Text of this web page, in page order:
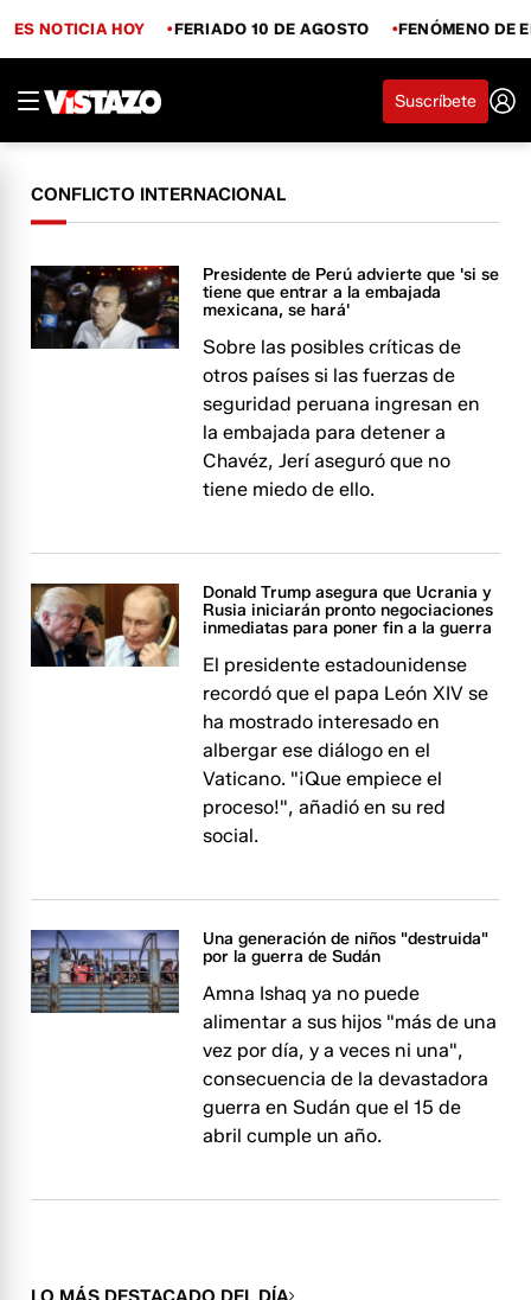
ES NOTICIA HOY FERIADO 10 DE AGOSTO FENÓMENO DE
Suscríbete
CONFLICTO INTERNACIONAL
Presidente de Perú advierte que 'si se
tiene que entrar a la embajada
mexicana, se hará'
Sobre las posibles críticas de
otros países si las fuerzas de
seguridad peruana ingresan en
la embajada para detener a
Chavéz, Jerí aseguró que no
tiene miedo de ello.
Donald Trump asegura que Ucrania y
Rusia iniciarán pronto negociaciones
inmediatas para poner fin a la guerra
El presidente estadounidense
recordó que el papa León XIV se
ha mostrado interesado en
albergar ese diálogo en el
Vaticano. "¡Que empiece el
proceso!", añadió en su red
social.
Una generación de niños "destruida"
por la guerra de Sudán
Amna Ishaq ya no puede
alimentar a sus hijos "más de una
vez por día, y a veces ni una",
consecuencia de la devastadora
guerra en Sudán que el 15 de
abril cumple un año.